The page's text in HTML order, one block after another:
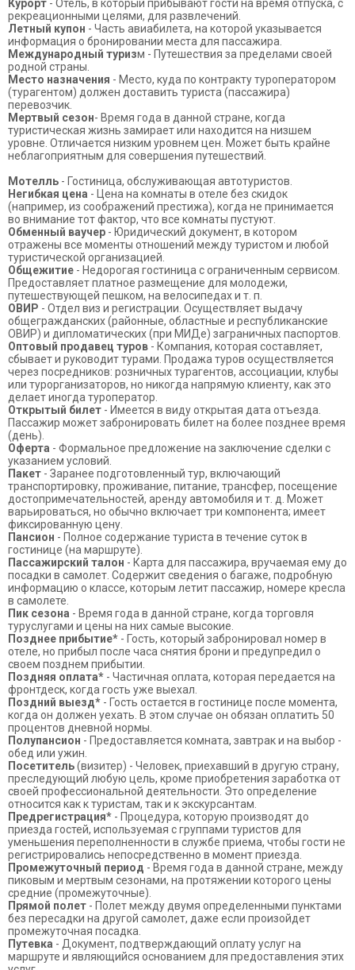
Курорт - Отель, в который прибывают гости на время отпуска, с
рекреационными целями, для развлечений.
Летный купон - Часть авиабилета, на которой указывается
информация о бронировании места для пассажира.
Международный туризм - Путешествия за пределами своей
родной страны.
Место назначения - Место, куда по контракту туроператором
(турагентом) должен доставить туриста (пассажира)
перевозчик.
Мертвый сезон- Время года в данной стране, когда
туристическая жизнь замирает или находится на низшем
уровне. Отличается низким уровнем цен. Может быть крайне
неблагоприятным для совершения путешествий.
Мотелль - Гостиница, обслуживающая автотуристов.
Негибкая цена - Цена на комнаты в отеле без скидок
(например, из соображений престижа), когда не принимается
во внимание тот фактор, что все комнаты пустуют.
Обменный ваучер - Юридический документ, в котором
отражены все моменты отношений между туристом и любой
туристической организацией.
Общежитие - Недорогая гостиница с ограниченным сервисом.
Предоставляет платное размещение для молодежи,
путешествующей пешком, на велосипедах и т. п.
ОВИР - Отдел виз и регистрации. Осуществляет выдачу
общегражданских (районные, областные и республиканские
ОВИР) и дипломатических (при МИДе) заграничных паспортов.
Оптовый продавец туров - Компания, которая составляет,
сбывает и руководит турами. Продажа туров осуществляется
через посредников: розничных турагентов, ассоциации, клубы
или турорганизаторов, но никогда напрямую клиенту, как это
делает иногда туроператор.
Открытый билет - Имеется в виду открытая дата отъезда.
Пассажир может забронировать билет на более позднее время
(день).
Оферта - Формальное предложение на заключение сделки с
указанием условий.
Пакет - Заранее подготовленный тур, включающий
транспортировку, проживание, питание, трансфер, посещение
достопримечательностей, аренду автомобиля и т. д. Может
варьироваться, но обычно включает три компонента; имеет
фиксированную цену.
Пансион - Полное содержание туриста в течение суток в
гостинице (на маршруте).
Пассажирский талон - Карта для пассажира, вручаемая ему до
посадки в самолет. Содержит сведения о багаже, подробную
информацию о классе, которым летит пассажир, номере кресла
в самолете.
Пик сезона - Время года в данной стране, когда торговля
туруслугами и цены на них самые высокие.
Позднее прибытие* - Гость, который забронировал номер в
отеле, но прибыл после часа снятия брони и предупредил о
своем позднем прибытии.
Поздняя оплата* - Частичная оплата, которая передается на
фронтдеск, когда гость уже выехал.
Поздний выезд* - Гость остается в гостинице после момента,
когда он должен уехать. В этом случае он обязан оплатить 50
процентов дневной нормы.
Полупансион - Предоставляется комната, завтрак и на выбор -
обед или ужин.
Посетитель(визитер) - Человек, приехавший в другую страну,
преследующий любую цель, кроме приобретения заработка от
своей профессиональной деятельности. Это определение
относится как к туристам, так и к экскурсантам.
Предрегистрация* - Процедура, которую производят до
приезда гостей, используемая с группами туристов для
уменьшения переполненности в службе приема, чтобы гости не
регистрировались непосредственно в момент приезда.
Промежуточный период - Время года в данной стране, между
пиковым и мертвым сезонами, на протяжении которого цены
средние (промежуточные).
Прямой полет - Полет между двумя определенными пунктами
без пересадки на другой самолет, даже если произойдет
промежуточная посадка.
Путевка - Документ, подтверждающий оплату услуг на
маршруте и являющийся основанием для предоставления этих